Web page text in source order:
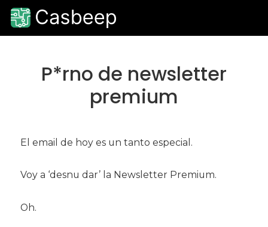
contenido
la
P*rno de newsletter
premium
El email de hoy es un tanto especial.
Voy a ‘desnu dar’ la Newsletter Premium.
Oh.